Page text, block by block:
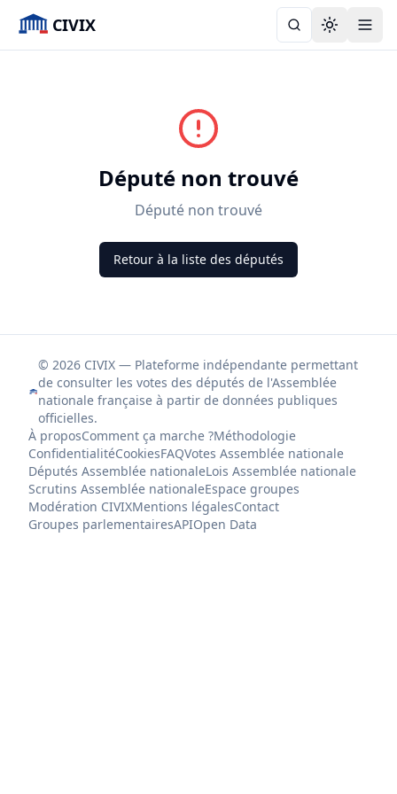
CIVIX Toggle
Député non trouvé
Député non trouvé
Retour à la liste des députés
© 2026 CIVIX — Plateforme indépendante permettant
de consulter les votes des députés de l'Assemblée
nationale française à partir de données publiques
officielles.
À proposComment ça marche ?Méthodologie
ConfidentialitéCookiesFAQVotes Assemblée nationale
Députés Assemblée nationaleLois Assemblée nationale
Scrutins Assemblée nationaleEspace groupes
Modération CIVIXMentions légalesContact
Groupes parlementairesAPIOpen Data